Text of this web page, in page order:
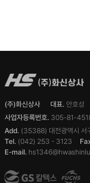
(주)화신상사 대표. 안호성
사업자등록번호. 305-81-
Add. (35388) 대전광역시 서
Tel. (042) 253 - 3123
E-mail.